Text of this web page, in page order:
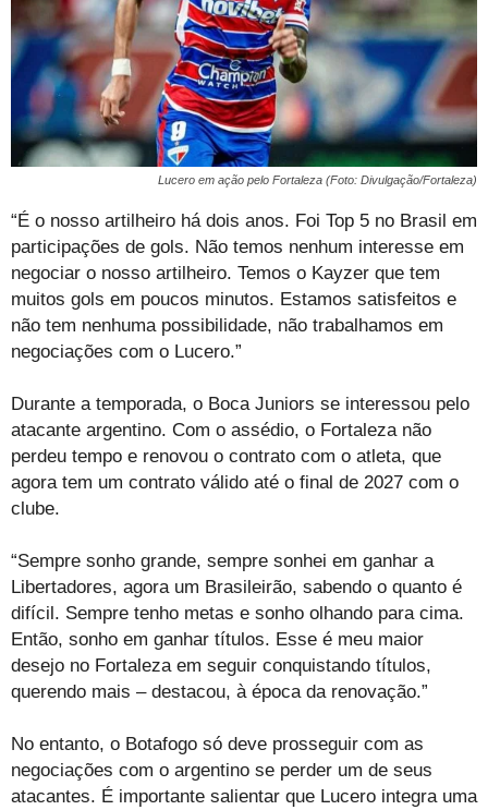
Lucero em ação pelo Fortaleza (Foto: Divulgação/Fortaleza)
“É o nosso artilheiro há dois anos. Foi Top 5 no Brasil em
participações de gols. Não temos nenhum interesse em
negociar o nosso artilheiro. Temos o Kayzer que tem
muitos gols em poucos minutos. Estamos satisfeitos e
não tem nenhuma possibilidade, não trabalhamos em
negociações com o Lucero.”
Durante a temporada, o Boca Juniors se interessou pelo
atacante argentino. Com o assédio, o Fortaleza não
perdeu tempo e renovou o contrato com o atleta, que
agora tem um contrato válido até o final de 2027 com o
clube.
“Sempre sonho grande, sempre sonhei em ganhar a
Libertadores, agora um Brasileirão, sabendo o quanto é
difícil. Sempre tenho metas e sonho olhando para cima.
Então, sonho em ganhar títulos. Esse é meu maior
desejo no Fortaleza em seguir conquistando títulos,
querendo mais – destacou, à época da renovação.”
No entanto, o Botafogo só deve prosseguir com as
negociações com o argentino se perder um de seus
atacantes. É importante salientar que Lucero integra uma